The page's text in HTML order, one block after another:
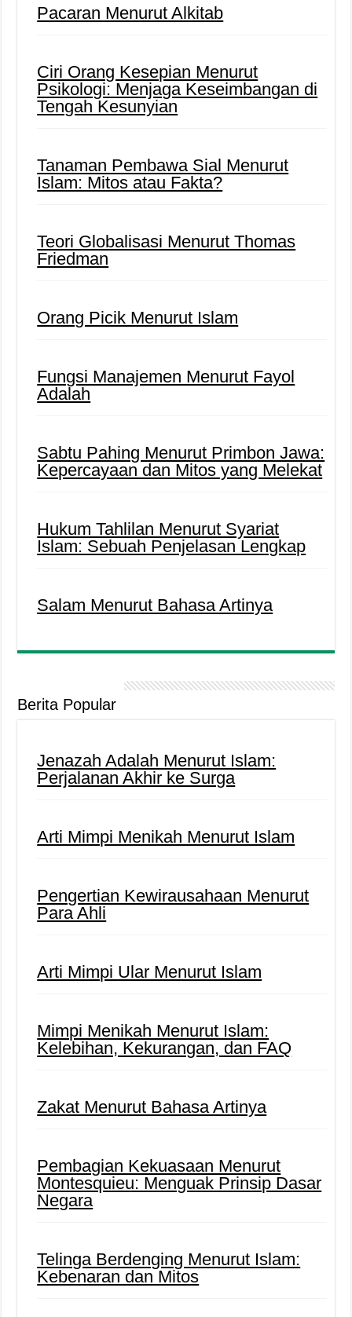
Pacaran Menurut Alkitab
Ciri Orang Kesepian Menurut
Psikologi: Menjaga Keseimbangan di
Tengah Kesunyian
Tanaman Pembawa Sial Menurut
Islam: Mitos atau Fakta?
Teori Globalisasi Menurut Thomas
Friedman
Orang Picik Menurut Islam
Fungsi Manajemen Menurut Fayol
Adalah
Sabtu Pahing Menurut Primbon Jawa:
Kepercayaan dan Mitos yang Melekat
Hukum Tahlilan Menurut Syariat
Islam: Sebuah Penjelasan Lengkap
Salam Menurut Bahasa Artinya
Berita Popular
Jenazah Adalah Menurut Islam:
Perjalanan Akhir ke Surga
Arti Mimpi Menikah Menurut Islam
Pengertian Kewirausahaan Menurut
Para Ahli
Arti Mimpi Ular Menurut Islam
Mimpi Menikah Menurut Islam:
Kelebihan, Kekurangan, dan FAQ
Zakat Menurut Bahasa Artinya
Pembagian Kekuasaan Menurut
Montesquieu: Menguak Prinsip Dasar
Negara
Telinga Berdenging Menurut Islam:
Kebenaran dan Mitos